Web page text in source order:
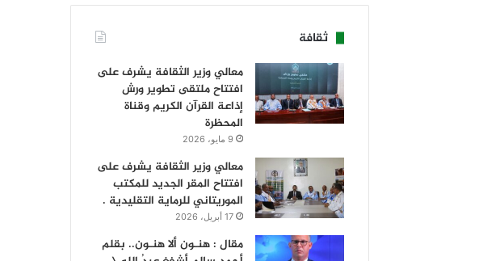
ثقافة
معالي وزير الثقافة يشرف على
افتتاح ملتقى تطوير ورش
إذاعة القرآن الكريم وقناة
المحظرة
9 مايو، 2026
معالي وزير الثقافة يشرف على
افتتاح المقر الجديد للمكتب
الموريتاني للرماية التقليدية .
17 أبريل، 2026
مقال : هنـون ألا هنـون.. بقلم